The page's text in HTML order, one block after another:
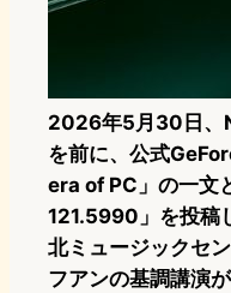
2026年5月30日
を前に、公式
era of PC」の一文
121.5990」を投稿
北ミュージックセ
フアンの基調講演